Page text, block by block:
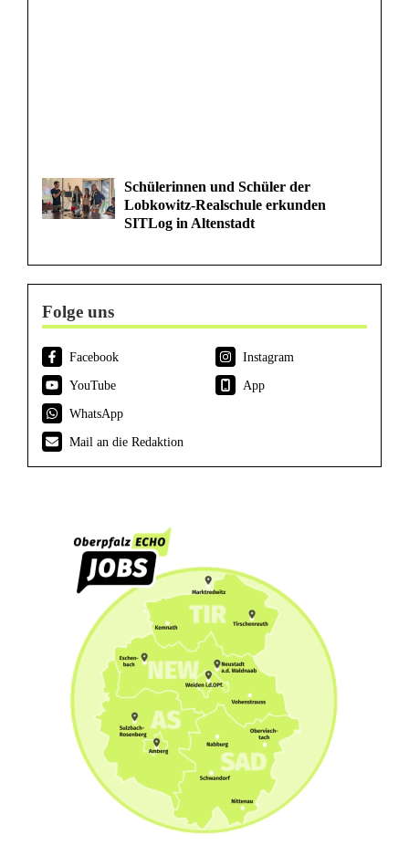
Schülerinnen und Schüler der
Lobkowitz-Realschule erkunden
SITLog in Altenstadt
Folge uns
Facebook
Instagram
YouTube
App
WhatsApp
Mail an die Redaktion